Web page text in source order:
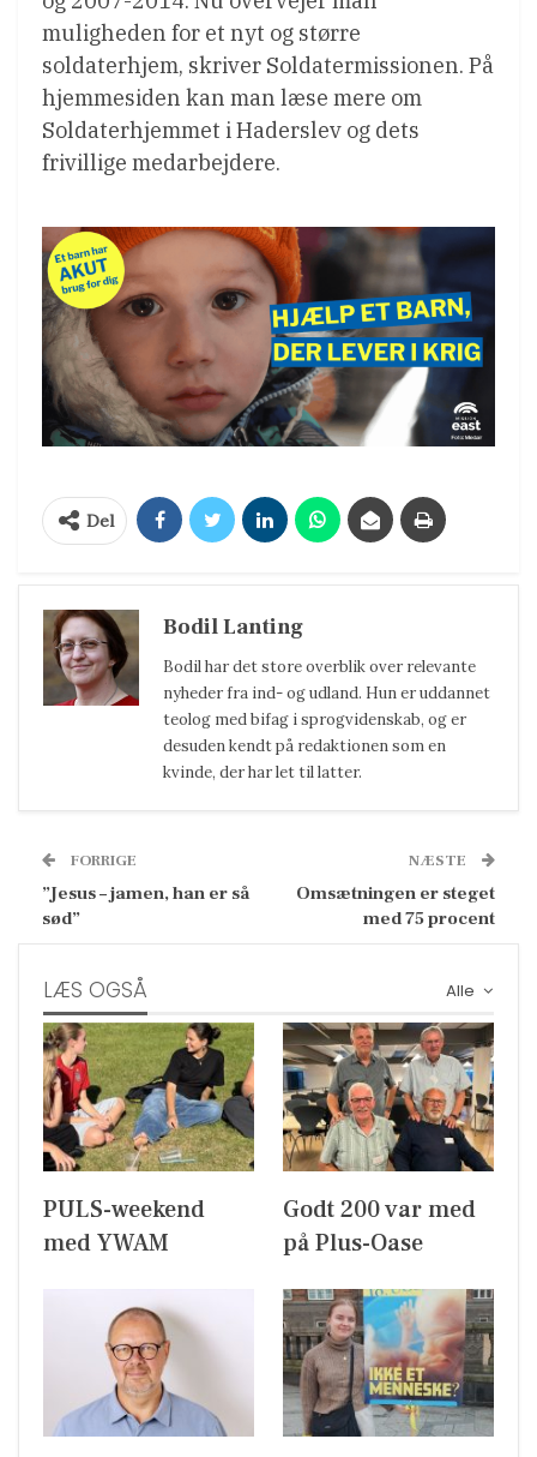
muligheden for et nyt og større
soldaterhjem, skriver Soldatermissionen. På
hjemmesiden kan man læse mere om
Soldaterhjemmet i Haderslev og dets
frivillige medarbejdere.
Del
Bodil Lanting
Bodil har det store overblik over relevante
nyheder fra ind- og udland. Hun er uddannet
teolog med bifag i sprogvidenskab, og er
desuden kendt på redaktionen som en
kvinde, der har let til latter.
FORRIGE
”Jesus – jamen, han er så
sød”
NÆSTE
Omsætningen er steget
med 75 procent
Alle
LÆS OGSÅ
PULS-weekend
med YWAM
Godt 200 var med
på Plus-Oase